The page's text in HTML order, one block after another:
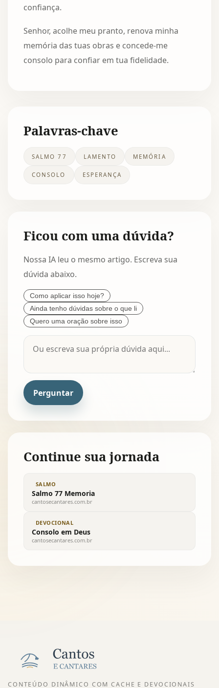
confiança.
Senhor, acolhe meu pranto, renova minha
memória das tuas obras e concede-me
consolo para confiar em tua fidelidade.
Palavras-chave
SALMO 77 LAMENTO MEMÓRIA
CONSOLO ESPERANÇA
Ficou com uma dúvida?
Nossa IA leu o mesmo artigo. Escreva sua
dúvida abaixo.
Como aplicar isso hoje?
Ainda tenho dúvidas sobre o que li
Quero uma oração sobre isso
Perguntar
Continue sua jornada
SALMO
Salmo 77 Memoria
cantosecantares.com.br
DEVOCIONAL
Consolo em Deus
cantosecantares.com.br
CONTEÚDO DINÂMICO COM CACHE E DEVOCIONAIS